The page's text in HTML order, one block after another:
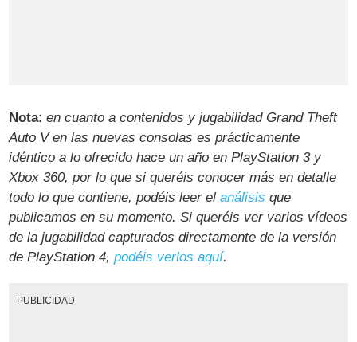
Nota:en cuanto a contenidos y jugabilidadGrand Theft
Auto Ven las nuevas consolas es prácticamente
idéntico a lo ofrecido hace un año en PlayStation 3 y
Xbox 360, por lo que si queréis conocer más en detalle
todo lo que contiene, podéis leer elanálisis que
publicamos en su momento. Si queréis ver varios vídeos
de la jugabilidad capturados directamente de la versión
de PlayStation 4,podéis verlos aquí.
PUBLICIDAD